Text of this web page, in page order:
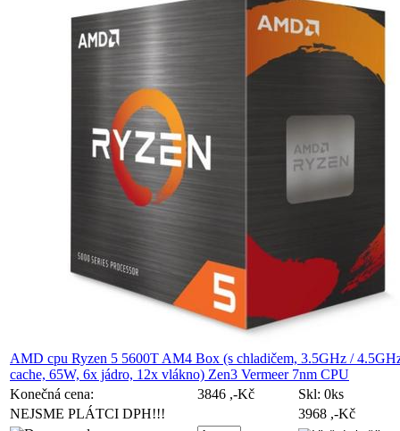
AMD cpu Ryzen 5 5600T AM4 Box (s chladičem, 3.5GHz /
cache, 65W, 6x jádro, 12x vlákno) Zen3 Vermeer 7nm CPU
Konečná cena:
3846 ,-Kč Skl: 0ks
NEJSME PLÁTCI DPH!!!
3968 ,-Kč